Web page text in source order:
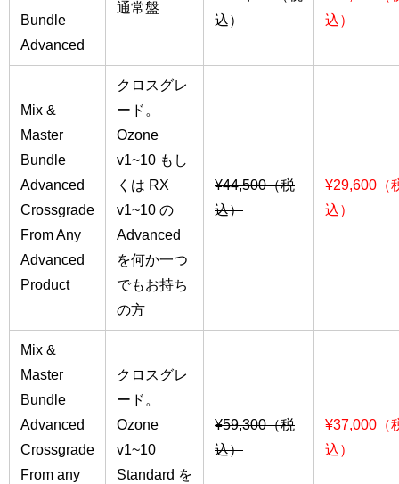
Bundle
Advanced
通常盤
込）
込）
Mix &
Master
Bundle
Advanced
Crossgrade
From Any
Advanced
Product
クロスグレ
ード。
Ozone
v1~10 もし
くは RX
v1~10 の
Advanced
を何か一つ
でもお持ち
の方
¥44,500（税
込）
¥29,600（
込）
Mix &
Master
Bundle
Advanced
Crossgrade
From any
クロスグレ
ード。
Ozone
v1~10
Standard を
¥59,300（税
込）
¥37,000（
込）